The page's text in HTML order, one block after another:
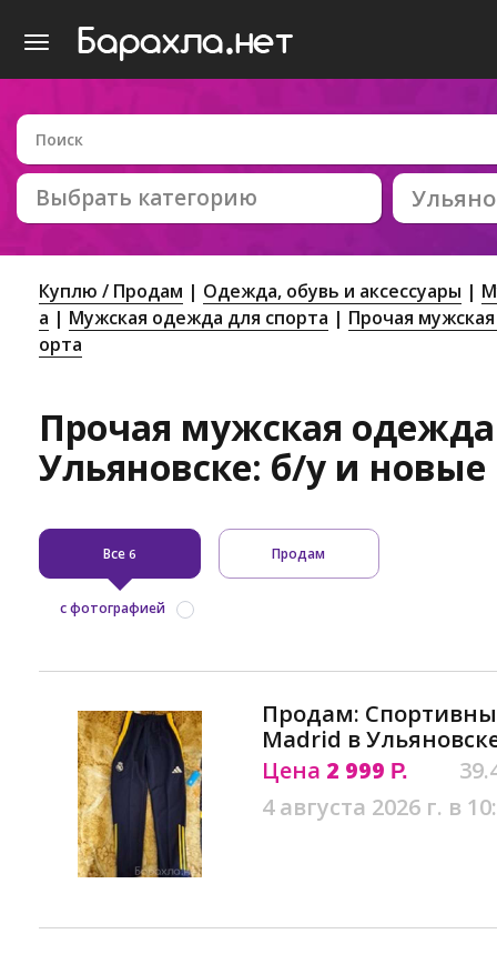
Выбрать категорию
Куплю / Продам Одежда, обувь и аксессуары
а
Мужская одежда для спорта
Прочая
орта
Прочая мужская одежда
Ульяновске: б/у и новые
Все6 Продам
с фотографией
Продам:
Madrid в
Цена 2 999 Р.
4 августа 2026 г. в